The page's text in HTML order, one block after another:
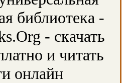
библиотека -
- скачать
и читать
онлайн